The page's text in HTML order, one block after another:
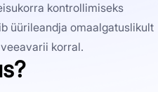
kontrollimiseks
üürileandja omaalgatuslikult
korral.